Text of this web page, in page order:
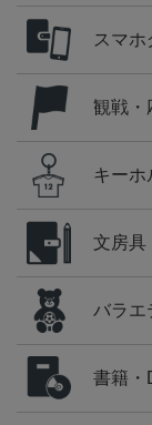
スマホ
観戦・
キーホ
文房具
バラエ
書籍・